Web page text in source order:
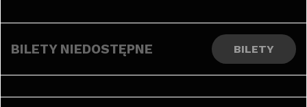
BILETY NIEDOSTĘPNE BILETY